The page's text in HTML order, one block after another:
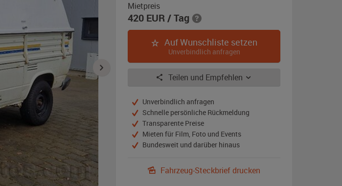
Mietpreis
420 EUR/ Tag
Auf Wunschliste setzen
Unverbindlich anfragen
Teilen und Empfehlen
Unverbindlich anfragen
Schnelle persönliche Rückmeldung
Transparente Preise
Mieten für Film, Foto und Events
Bundesweit und darüber hinaus
Fahrzeug-Steckbrief drucken